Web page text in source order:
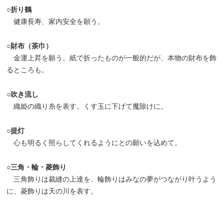
○折り鶴
健康長寿、家内安全を願う。
○財布（茶巾）
金運上昇を願う。紙で折ったものが一般的だが、本物の財布を飾
るところも。
○吹き流し
織姫の織り糸を表す。くす玉に下げて魔除けに。
○提灯
心も明るく照らしてくれるようにとの願いを込めて。
○三角・輪・菱飾り
三角飾りは裁縫の上達を、輪飾りはみなの夢がつながり叶うよう
に、菱飾りは天の川を表す。